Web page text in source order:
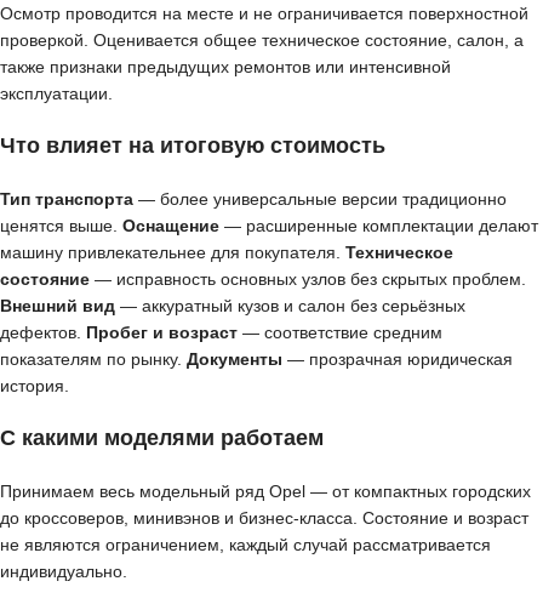
Осмотр проводится на месте и не ограничивается поверхностной
проверкой. Оценивается общее техническое состояние, салон, а
также признаки предыдущих ремонтов или интенсивной
эксплуатации.
Что влияет на итоговую стоимость
Тип транспорта — более универсальные версии традиционно
ценятся выше. Оснащение — расширенные комплектации делают
машину привлекательнее для покупателя. Техническое
состояние — исправность основных узлов без скрытых проблем.
Внешний вид — аккуратный кузов и салон без серьёзных
дефектов. Пробег и возраст — соответствие средним
показателям по рынку. Документы — прозрачная юридическая
история.
С какими моделями работаем
Принимаем весь модельный ряд Opel — от компактных городских
до кроссоверов, минивэнов и бизнес-класса. Состояние и возраст
не являются ограничением, каждый случай рассматривается
индивидуально.